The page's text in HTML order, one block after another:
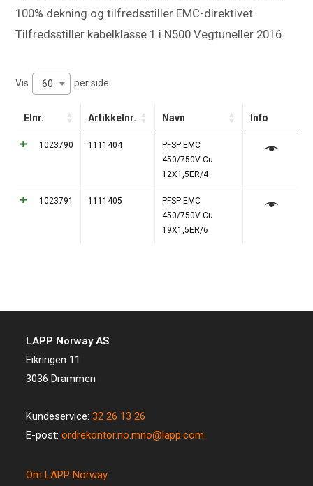
100% dekning og tilfredsstiller EMC-direktivet.
Tilfredsstiller kabelklasse 1 i N500 Vegtuneller 2016.
Vis 60 per side
Elnr. Artikkelnr. Navn Info
1023790 1111404
PFSP EMC
450/750V Cu
12X1,5ER/4
1023791 1111405
PFSP EMC
450/750V Cu
19X1,5ER/6
LAPP Norway AS
Eikringen 11
3036 Drammen
Kundeservice:32 26 13 26
E-post:ordrekontor.no.mno@lapp.com
Om LAPP Norway